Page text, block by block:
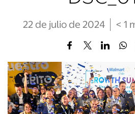
22 de julio de 2024 < 1